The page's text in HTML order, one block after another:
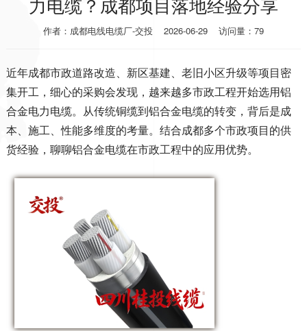
作者：成都电线电缆厂-交投 2026-06-29 访问量：79
近年成都市政道路改造、新区基建、老旧小区升级等项目密
集开工，细心的采购会发现，越来越多市政工程开始选用铝
合金电力电缆。从传统铜缆到铝合金电缆的转变，背后是成
本、施工、性能多维度的考量。结合成都多个市政项目的供
货经验，聊聊铝合金电缆在市政工程中的应用优势。